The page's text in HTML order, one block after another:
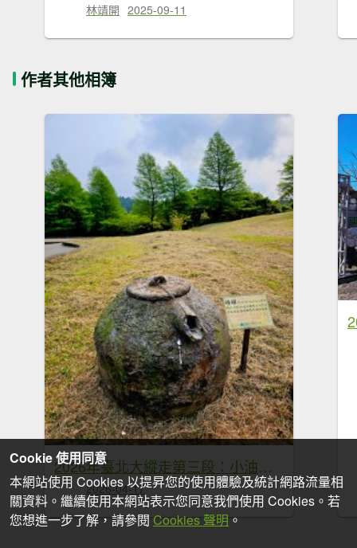
林靖開 2025-09-11
作者其他相簿
2026年臺北大縱走第三段：小油坑至風櫃口
2026-04-17
Cookie 使用同意
本網站使用 Cookies 以提昇您的使用體驗及統計網路流量相
關資料。繼續使用本網站表示您同意我們使用 Cookies。若
您想進一步了解，請參閱 Cookies 聲明 。